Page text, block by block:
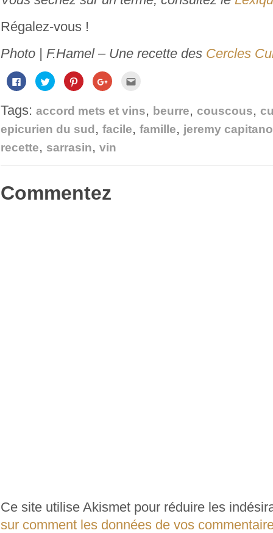
Régalez-vous !
Photo | F.Hamel – Une recette des Cercles
Cliquez
pour
partager
Facebook(ouvre
dans
nouvelle
Cliquez
pour
partager
Twitter(ouvre
dans
une
nouvelle
Cliquez
pour
partager
Pinterest(ouvre
dans
nouvelle
fenêtre)
Cliquez
pour
Google+
(ouvre
dans
une
nouvelle
fenêtre)
e-
mail
un
fenêtre)
Tags: accord mets et vins, beurre, couscous,
epicurien du sud, facile, famille, jeremy capitano
recette, sarrasin, vin
Commentez
Ce site utilise Akismet pour réduire les
sur comment les données de vos